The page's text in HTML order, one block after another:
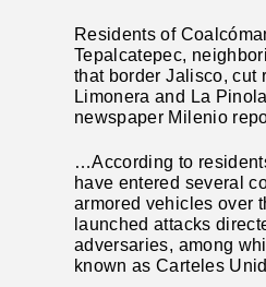
Residents of
Tepalcatepec,
that border Jalisco, cut
Limonera and La
newspaper Milenio
…According to
have entered several
armored vehicles over
launched attacks
adversaries, among
known as Carteles